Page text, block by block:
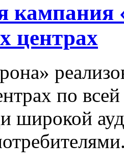
кампания
центрах
по
широкой